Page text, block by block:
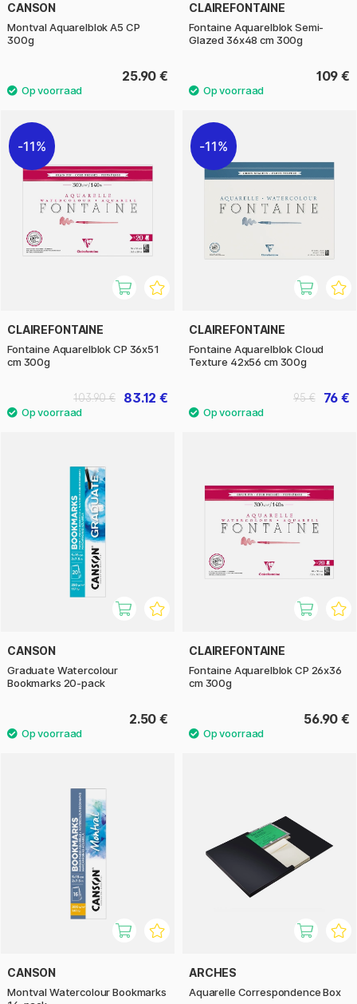
CANSON
Montval Aquarelblok A5 CP
300g
25.90 €
CLAIREFONTAINE
Fontaine Aquarelblok Semi-
Glazed 36x48 cm 300g
109 €
11%
CLAIREFONTAINE
Fontaine Aquarelblok CP 36x51
cm 300g
83.12 €
103.90 €
11%
CLAIREFONTAINE
Fontaine Aquarelblok Cloud
Texture 42x56 cm 300g
76 €
95 €
CANSON
Graduate Watercolour
Bookmarks 20-pack
2.50 €
CLAIREFONTAINE
Fontaine Aquarelblok CP 26x36
cm 300g
56.90 €
CANSON
Montval Watercolour Bookmarks
ARCHES
Aquarelle Correspondence Box